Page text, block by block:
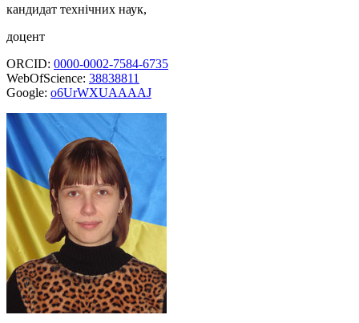
кандидат технічних наук,
доцент
ORCID: 0000-0002-7584-6735
WebOfScience: 38838811
Google: o6UrWXUAAAAJ